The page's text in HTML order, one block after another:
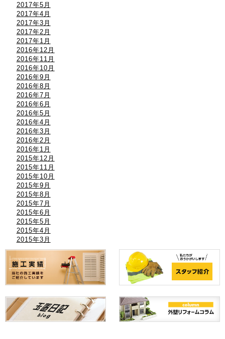
2017年5月
2017年4月
2017年3月
2017年2月
2017年1月
2016年12月
2016年11月
2016年10月
2016年9月
2016年8月
2016年7月
2016年6月
2016年5月
2016年4月
2016年3月
2016年2月
2016年1月
2015年12月
2015年11月
2015年10月
2015年9月
2015年8月
2015年7月
2015年6月
2015年5月
2015年4月
2015年3月